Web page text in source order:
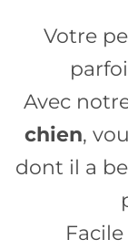
Votre
Avec
chien,
dont il a